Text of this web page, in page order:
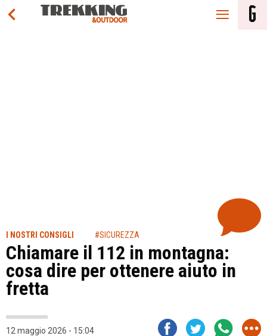
I NOSTRI CONSIGLI #SICUREZZA
Chiamare il 112 in montagna:
cosa dire per ottenere aiuto in
fretta
12 maggio 2026 - 15:04